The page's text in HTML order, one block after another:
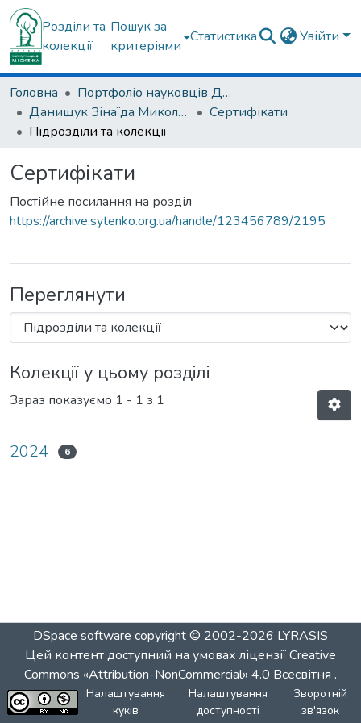
Розділи та
колекції
Пошук за
критеріями
Статистика Увійти
Головна
Портфоліо науковців ДУ "ІПХС ім. проф. М.І. Ситенка"
Данищук Зінаїда Миколаївна
Сертифікати
Підрозділи та колекції
Сертифікати
Постійне посилання на розділ
https://archive.sytenko.org.ua/handle/123456789/2195
Переглянути
Колекції у цьому розділі
Зараз показуємо 1 - 1 з 1
2024 6
DSpace software copyright © 2002-2026 LYRASIS
Цей контент доступний на умовах ліцензіїCreative
Commons «Attribution-NonCommercial» 4.0 Всесвітня .
Налаштування
куків
Налаштування
доступності
Зворотній
зв'язок